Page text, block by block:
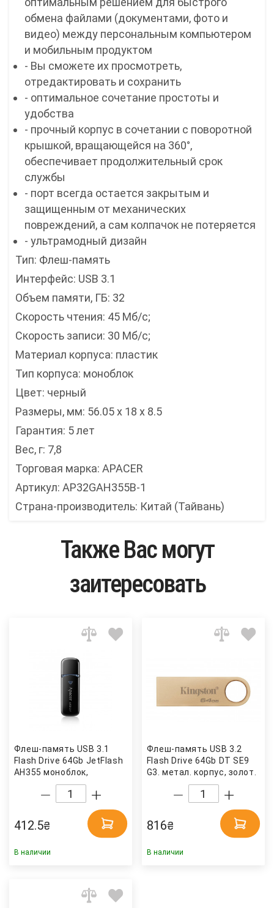
обмена файлами (документами, фото и
видео) между персональным компьютером
и мобильным продуктом
- Вы сможете их просмотреть,
отредактировать и сохранить
- оптимальное сочетание простоты и
удобства
- прочный корпус в сочетании с поворотной
крышкой, вращающейся на 360°,
обеспечивает продолжительный срок
службы
- порт всегда остается закрытым и
защищенным от механических
повреждений, а сам колпачок не потеряется
- ультрамодный дизайн
Тип: Флеш-память
Интерфейс: USB 3.1
Объем памяти, ГБ: 32
Скорость чтения: 45 Мб/с;
Скорость записи: 30 Мб/с;
Материал корпуса: пластик
Тип корпуса: моноблок
Цвет: черный
Размеры, мм: 56.05 x 18 x 8.5
Гарантия: 5 лет
Вес, г: 7,8
Торговая марка: APACER
Артикул: AP32GAH355B-1
Страна-производитель: Китай (Тайвань)
Также Вас могут
заитересовать
Флеш-память USB 3.1
Flash Drive 64Gb JetFlash
AH355 моноблок,
пластик, черн. APACER
412.5₴
В наличии
Флеш-память USB 3.2
Flash Drive 64Gb DT SE9
G3. метал. корпус, золот.
816₴
В наличии